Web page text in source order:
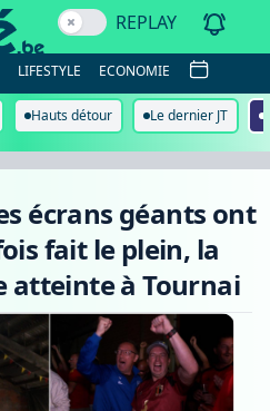
REPLAY
LIFESTYLE ECONOMIE
Hauts détour Le dernier JT
écrans géants ont
fait le plein, la
atteinte à Tournai